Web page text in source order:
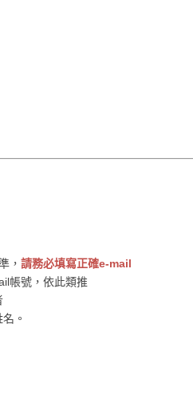
， 請務必填寫正確e-mail
帳號，依此類推
名。